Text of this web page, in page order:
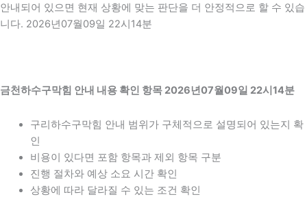
안내되어 있으면 현재 상황에 맞는 판단을 더 안정적으로 할 수 있습
니다. 2026년07월09일 22시14분
금천하수구막힘 안내 내용 확인 항목 2026년07월09일 22시14분
구리하수구막힘 안내 범위가 구체적으로 설명되어 있는지 확
인
비용이 있다면 포함 항목과 제외 항목 구분
진행 절차와 예상 소요 시간 확인
상황에 따라 달라질 수 있는 조건 확인